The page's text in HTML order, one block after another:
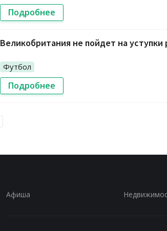
Подробнее
Великобритания не пойдет на
Футбол
Подробнее
Афиша